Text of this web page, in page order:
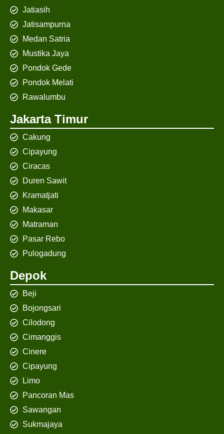
Jatiasih
Jatisampurna
Medan Satria
Mustika Jaya
Pondok Gede
Pondok Melati
Rawalumbu
Jakarta Timur
Cakung
Cipayung
Ciracas
Duren Sawit
Kramatjati
Makasar
Matraman
Pasar Rebo
Pulogadung
Depok
Beji
Bojongsari
Cilodong
Cimanggis
Cinere
Cipayung
Limo
Pancoran Mas
Sawangan
Sukmajaya